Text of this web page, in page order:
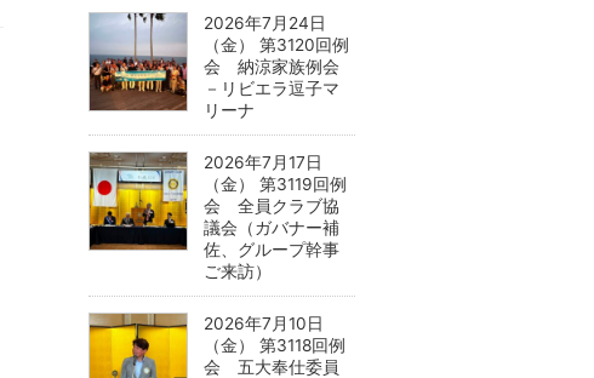
2026年7月24日
（金） 第3120回例
会 納涼家族例会
－リビエラ逗子マ
リーナ
2026年7月17日
（金） 第3119回例
会 全員クラブ協
議会（ガバナー補
佐、グループ幹事
ご来訪）
2026年7月10日
（金） 第3118回例
会 五大奉仕委員